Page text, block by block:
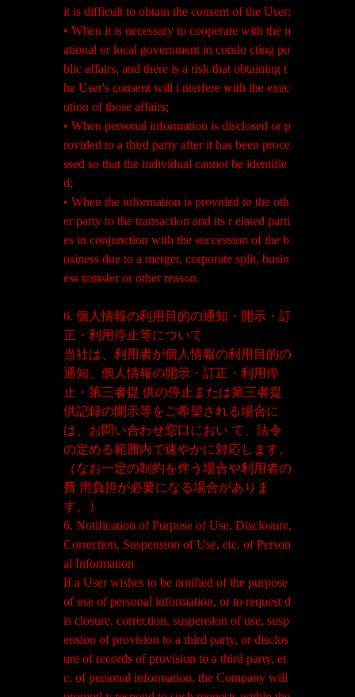
it is difficult to obtain the consent of the User;
• When it is necessary to cooperate with the n
ational or local government in condu cting pu
blic affairs, and there is a risk that obtaining t
he User's consent will i nterfere with the exec
ution of those affairs;
• When personal information is disclosed or p
rovided to a third party after it has been proce
ssed so that the individual cannot be identifie
d;
• When the information is provided to the oth
er party to the transaction and its r elated parti
es in conjunction with the succession of the b
usiness due to a merger, corporate split, busin
ess transfer or other reason.
6. 個人情報の利用目的の通知・開示・訂
正・利用停止等について
当社は、利用者が個人情報の利用目的の
通知、個人情報の開示・訂正・利用停
止・第三者提 供の停止または第三者提
供記録の開示等をご希望される場合に
は、お問い合わせ窓口におい て、法令
の定める範囲内で速やかに対応します。
（なお一定の制約を伴う場合や利用者の
費 用負担が必要になる場合がありま
す。）
6. Notification of Purpose of Use, Disclosure,
Correction, Suspension of Use, etc. of Person
al Information
If a User wishes to be notified of the purpose
of use of personal information, or to request d
is closure, correction, suspension of use, susp
ension of provision to a third party, or disclos
ure of records of provision to a third party, et
c. of personal information, the Company will